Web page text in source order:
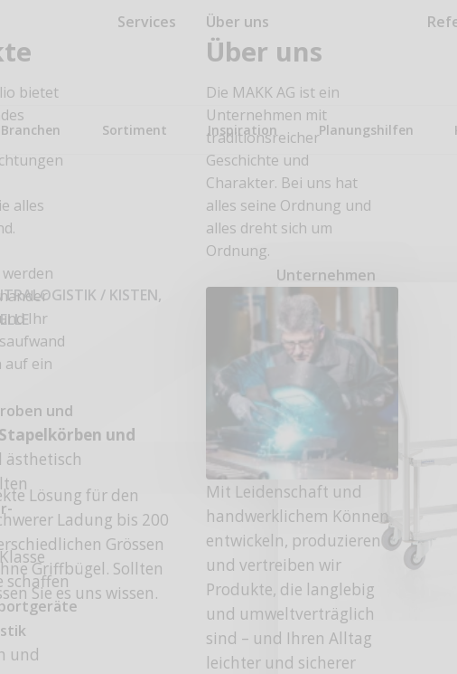
bietet
alles
Ihr
auf ein
und
ästhetisch
schaffen
und
Services Über uns
Über uns
Die MAKK AG ist ein
Unternehmen mit
traditionsreicher
Geschichte und
Charakter. Bei uns hat
alles seine Ordnung und
alles dreht sich um
Ordnung.
Unternehmen
Mit Leidenschaft und
handwerklichem Können
entwickeln, produzieren
und vertreiben wir
Produkte, die langlebig
und umweltverträglich
sind – und Ihren Alltag
leichter und sicherer
Branchen Sortiment Inspiration Planungshilfen
/ KISTEN,
und
Lösung für den
Ladung bis 200
Grössen
Griffbügel. Sollten
Sie es uns wissen.